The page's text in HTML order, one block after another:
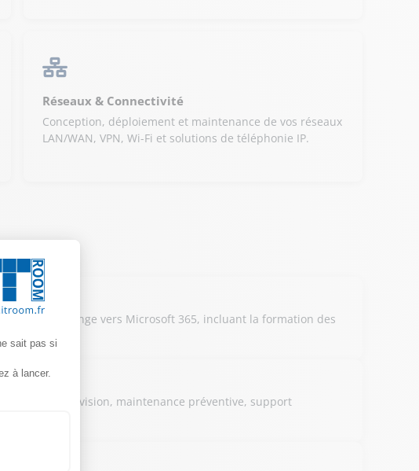
Réseaux & Connectivité
Conception, déploiement et maintenance de vos réseaux
LAN/WAN, VPN, Wi-Fi et solutions de téléphonie IP.
Exchange vers Microsoft 365, incluant la formation des
: supervision, maintenance préventive, support